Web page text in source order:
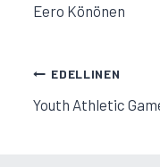
Eero Könönen
SELAUS
EDELLINEN
Youth Athletic